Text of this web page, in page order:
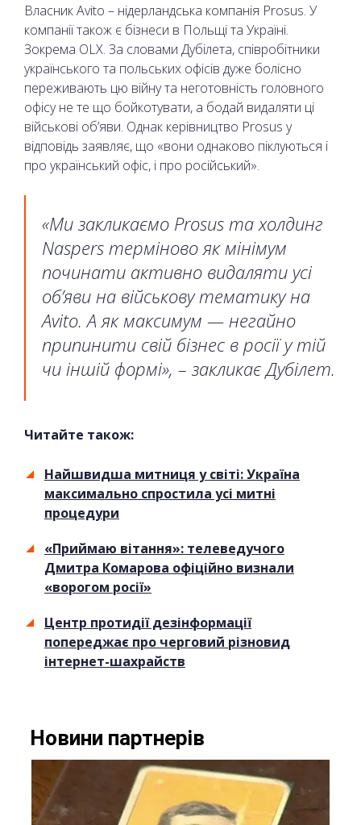
Власник Avito – нідерландська компанія Prosus. У
компанії також є бізнеси в Польщі та Україні.
Зокрема OLX. За словами Дубілета, cпівробітники
українського та польських офісів дуже болісно
переживають цю війну та неготовність головного
офісу не те що бойкотувати, а бодай видаляти ці
військові об’яви. Однак керівництво Prosus у
відповідь заявляє, що «вони однаково піклуються і
про український офіс, і про російський».
«Ми закликаємо Prosus та холдинг
Naspers терміново як мінімум
починати активно видаляти усі
об’яви на військову тематику на
Avito. А як максимум — негайно
припинити свій бізнес в росії у тій
чи іншій формі», – закликає Дубілет.
Читайте також:
Найшвидша митниця у світі: Україна
максимально спростила усі митні
процедури
«Приймаю вітання»: телеведучого
Дмитра Комарова офіційно визнали
«ворогом росії»
Центр протидії дезінформації
попереджає про черговий різновид
інтернет-шахрайств